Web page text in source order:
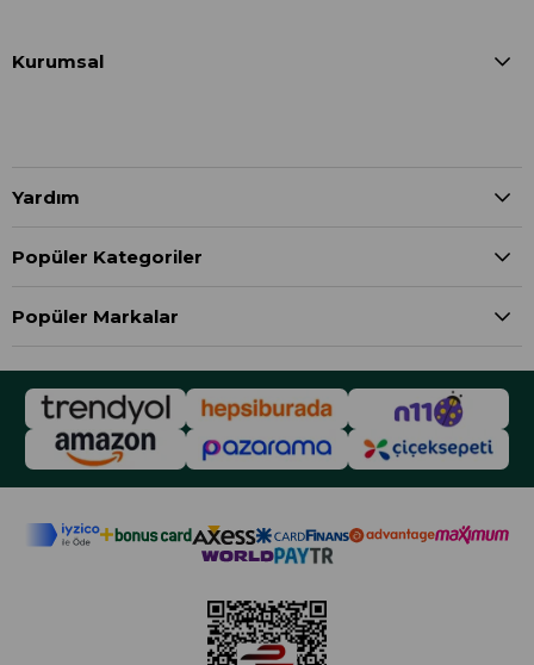
Kurumsal
Yardım
Popüler Kategoriler
Popüler Markalar